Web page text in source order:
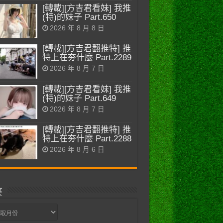
[轉載][方吉君看妹] 我推
(特)的妹子 Part.650
2026 年 8 月 8 日
[轉載][方吉君翻推特] 推
特上在夯什麼 Part.2289
2026 年 8 月 7 日
[轉載][方吉君看妹] 我推
(特)的妹子 Part.649
2026 年 8 月 7 日
[轉載][方吉君翻推特] 推
特上在夯什麼 Part.2288
2026 年 8 月 6 日